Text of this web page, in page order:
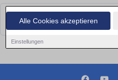
Alle Cookies akzeptieren
Einstellungen
Leider konnten wir derzeit keine
bald wieder vorbei!